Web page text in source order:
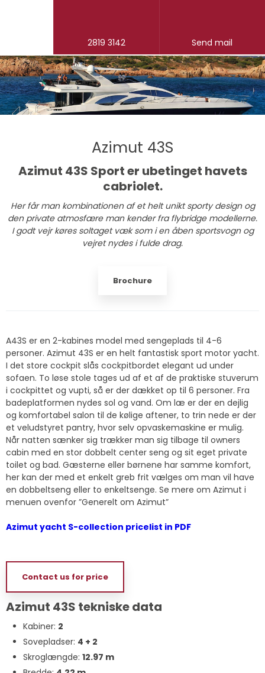
Azimut 43S
​Azimut 43S Sport er ubetinget havets
cabriolet.
Her får man kombinationen af et helt unikt sporty design og
den private atmosfære man kender fra flybridge modellerne.
I godt vejr køres soltaget væk som i en åben sportsvogn og
vejret nydes i fulde drag.
Brochure
A43S er en 2-kabines model med sengeplads til 4-6
personer. Azimut 43S er en helt fantastisk sport motor yacht.
I det store cockpit slås cockpitbordet elegant ud under
sofaen. To løse stole tages ud af et af de praktiske stuverum
i cockpittet og vupti, så er der dækket op til 6 personer. Fra
badeplatformen nydes sol og vand. Om læ er der en dejlig
og komfortabel salon til de kølige aftener, to trin nede er der
et veludstyret pantry, hvor selv opvaskemaskine er mulig.
Når natten sænker sig trækker man sig tilbage til owners
cabin med en stor dobbelt center seng og sit eget private
toilet og bad. Gæsterne eller børnene har samme komfort,
her kan der med et enkelt greb frit vælges om man vil have
en dobbeltseng eller to enkeltsenge. Se mere om Azimut i
menuen ovenfor ”Generelt om Azimut”
Azimut yacht S-collection pricelist in PDF
Contact us for price
Azimut 43S tekniske data
Kabiner: 2
Sovepladser: 4 + 2
Skroglængde: 12.97 m
2819 3142 Send mail